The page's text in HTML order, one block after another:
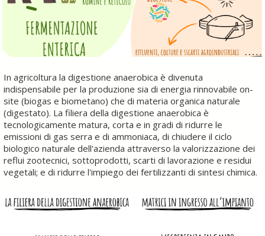
In agricoltura la digestione anaerobica è divenuta
indispensabile per la produzione sia di energia rinnovabile on-
site (biogas e biometano) che di materia organica naturale
(digestato). La filiera della digestione anaerobica è
tecnologicamente matura, corta e in gradi di ridurre le
emissioni di gas serra e di ammoniaca, di chiudere il ciclo
biologico naturale dell'azienda attraverso la valorizzazione dei
reflui zootecnici, sottoprodotti, scarti di lavorazione e residui
vegetali; e di ridurre l'impiego dei fertilizzanti di sintesi chimica.​